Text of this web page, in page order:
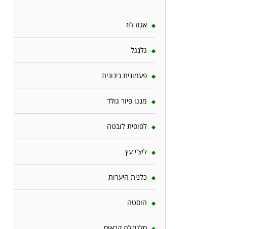
אגוז לוז
גלנגל
פעמונית בינונית
מנגו פיור גולד
לפופית לובטה
ליצ'י עץ
כלנית היערות
הוסטה